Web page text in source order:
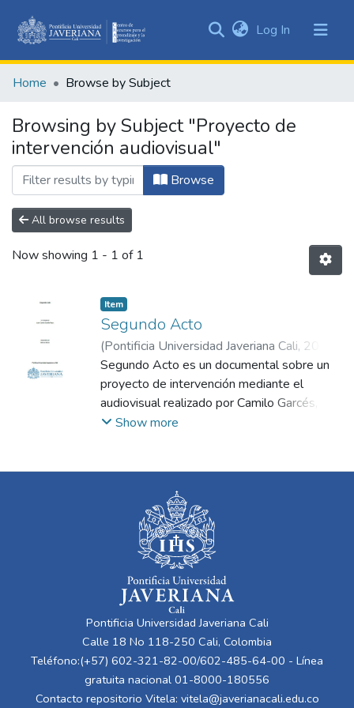
&
All of DSpace
Log In (current)
Home Browse by Subject
Browsing by Subject "Proyecto de
intervención audiovisual"
Browse
All browse results
Now showing 1 - 1 of 1
Item
Segundo Acto
(Pontificia Universidad Javeriana Cali, 2024
Garcés Rojas, Juan Camilo;Bravo Pedrosa,
Mónica
Segundo Acto es un documental sobre un
proyecto de intervención mediante el
audiovisual realizado por Camilo Garcés,
estudiante de Comunicación, en la comuna
reciben formación en fotografía y audiovisual
y aprenden a contar sus propias historias.
Los jóvenes, realizan diversos proyectos, y
el proceso culmina con la realización de
principio a fin de un cortometraje titulado La
Bailarina; producto de sus propias
experiencias viviendo en un sector
históricamente marcado por conflictos
sociales.
Show more
Pontificia Universidad Javeriana Cali
Calle 18 No 118-250 Cali, Colombia
Teléfono:(+57) 602-321-82-00/602-485-64-00 - Línea
gratuita nacional 01-8000-180556
Contacto repositorio Vitela: vitela@javerianacali.edu.co